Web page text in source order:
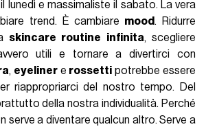
lunedì e massimaliste il sabato. La vera
trend. È cambiare mood . Ridurre
skincare routine infinita, scegliere
utili e tornare a divertirci con
, eyelinere rossetti potrebbe essere
riappropriarci del nostro tempo. Del
della nostra individualità. Perché
serve a diventare qualcun altro. Serve a